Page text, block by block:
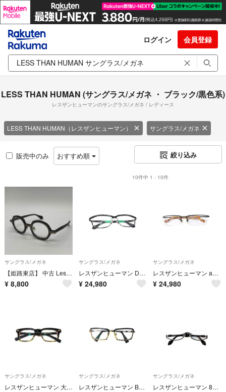
ログイン 会員登録
LESS THAN HUMAN (サングラス/メガネ ・ ブラック/黒色系)
レスザンヒューマンのサングラス/メガネ / レディース
LESS THAN HUMAN（レスザンヒューマン） サングラス/メガネ
販売中のみ おすすめ順 絞り込み
10件中 1 - 10件
サングラス/メガネ
【姫路東店】 中古 Less than human | レスザンヒューマン メガネ HNL 度入りメガネ ｻｲｽﾞ:45□23 ブラック 【116】
¥ 8,800
サングラス/メガネ
レスザンヒューマン DELOS メガネ ブラック メタルフレーム スクエア ITYT4XOQHYS9
¥ 24,980
サングラス/メガネ
レスザンヒューマン andrei-c アンドレシ メガネ ブラック/ブラウン メタルフレーム ハーフリム スクエア IT107P9FWAMW
¥ 24,980
サングラス/メガネ
レスザンヒューマン 大正ロマンシリーズ 43ノaキko ヨサノアキコ メガネ ブラック セルフレーム フルリム ウェリントン 9610 IT6DFUKYXBFK
サングラス/メガネ
レスザンヒューマン BUSTING メガネ ブラック/ブロンズゴールド メタルフレーム フルリム スクエア ITUO7OVKLP2I
サングラス/メガネ
レスザンヒューマン 8289 メガネ ブラック メタルフレーム ハーフリム スクエア ITFM62FHQPC0